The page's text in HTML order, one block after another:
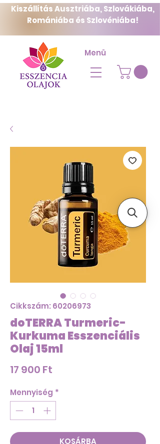
Kiszállítás Ausztriába, Szlovákiába,
Romániába és Szlovéniába!
Menü
Cikkszám: 60206973
doTERRA Turmeric-
Kurkuma Esszenciális
Olaj 15ml
17 900 Ft
Mennyiség *
KOSÁRBA